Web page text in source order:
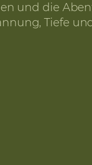
und die
Tiefe